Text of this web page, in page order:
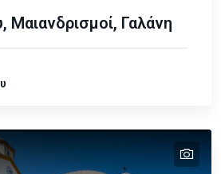
Μαιανδρισμοί, Γαλάνη